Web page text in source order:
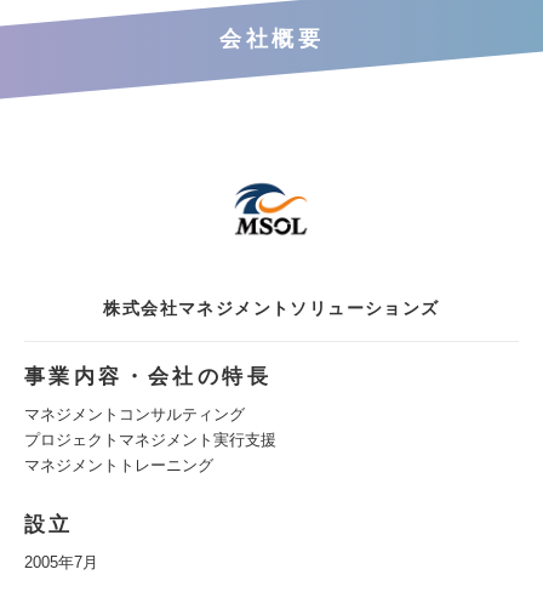
会社概要
株式会社マネジメントソリューションズ
事業内容・会社の特長
マネジメントコンサルティング
プロジェクトマネジメント実行支援
マネジメントトレーニング
設立
2005年7月